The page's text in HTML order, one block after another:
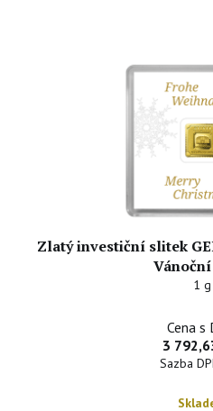
Zlatý investiční slitek
1 g
Cena s
3
Sazba